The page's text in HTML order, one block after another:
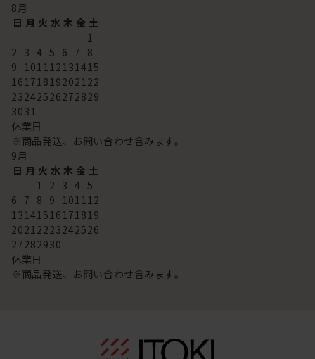
8月
日 月 火 水 木 金 土
1
2 3 4 5 6 7 8
9 101112131415
16171819202122
23242526272829
3031
休業日
※商品発送、お問い合わせ含みます。
9月
日 月 火 水 木 金 土
1 2 3 4 5
6 7 8 9 101112
13141516171819
20212223242526
27282930
休業日
※商品発送、お問い合わせ含みます。